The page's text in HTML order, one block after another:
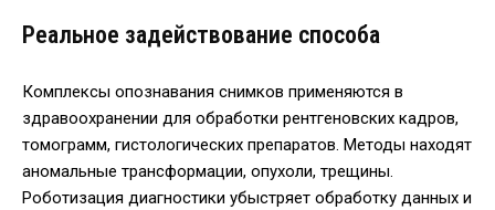
Реальное задействование способа
Комплексы опознавания снимков применяются в
здравоохранении для обработки рентгеновских кадров,
томограмм, гистологических препаратов. Методы находят
аномальные трансформации, опухоли, трещины.
Роботизация диагностики убыстряет обработку данных и